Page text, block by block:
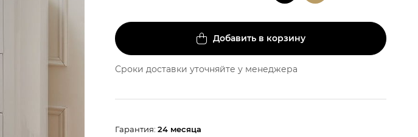
Добавить в корзину
Сроки доставки уточняйте у менеджера
Гарантия: 24 месяца